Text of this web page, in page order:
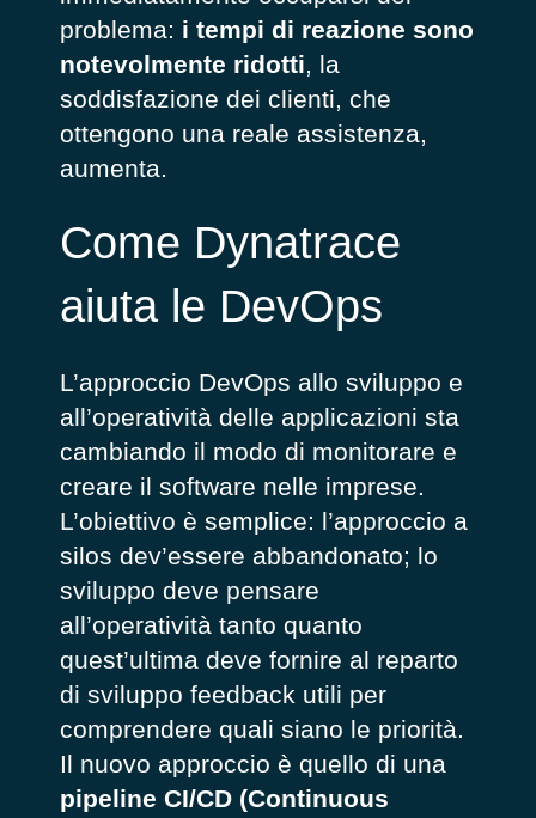
problema: i tempi di reazione sono
notevolmente ridotti , la
soddisfazione dei clienti, che
ottengono una reale assistenza,
aumenta.
Come Dynatrace
aiuta le DevOps
L’approccio DevOps allo sviluppo e
all’operatività delle applicazioni sta
cambiando il modo di monitorare e
creare il software nelle imprese.
L’obiettivo è semplice: l’approccio a
silos dev’essere abbandonato; lo
sviluppo deve pensare
all’operatività tanto quanto
quest’ultima deve fornire al reparto
di sviluppo feedback utili per
comprendere quali siano le priorità.
Il nuovo approccio è quello di una
pipeline CI/CD (Continuous